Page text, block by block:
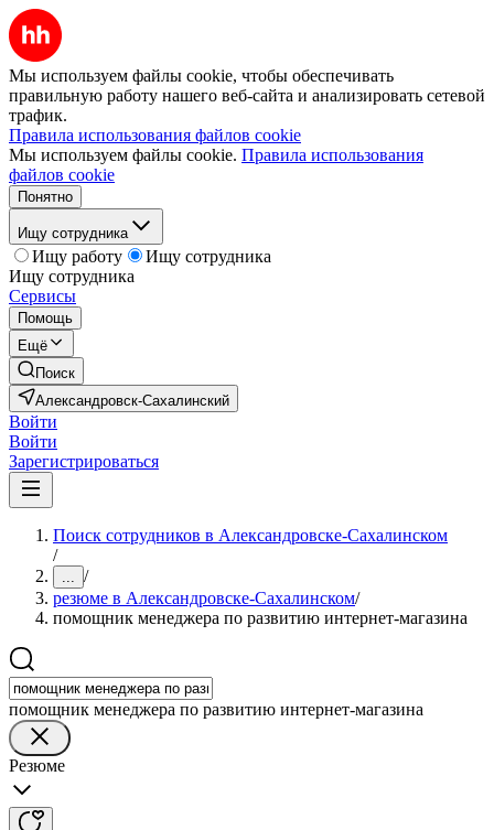
Мы используем файлы cookie, чтобы обеспечивать
правильную работу нашего веб-сайта и анализировать сетевой
трафик.
Правила использования файлов cookie
Мы используем файлы cookie. Правила использования
файлов cookie
Понятно
Ищу сотрудника
Ищу работу
Ищу сотрудника
Ищу сотрудника
Сервисы
Помощь
Ещё
Поиск
Александровск-Сахалинский
Войти
Войти
Зарегистрироваться
Поиск сотрудников в Александровске-Сахалинском
/
... /
резюме в Александровске-Сахалинском/
помощник менеджера по развитию интернет-магазина
помощник менеджера по развитию интернет-магазина
Резюме